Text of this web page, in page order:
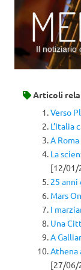
Il notiziario
Articoli
Verso
L’Italia
A
La
[12/01/
25 anni
Mars
I
Una
A
Athena
[27/06/